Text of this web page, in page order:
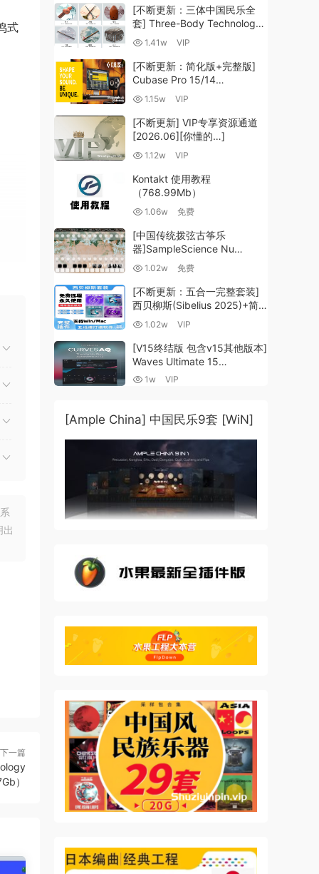
式
道
并
出
下一篇
）
[不断更新：三体中国民乐全
套] Three-Body Technology-
R2R [WiN, MacOSX]
1.41w VIP
[不断更新：简化版+完整版]
Cubase Pro 15/14
VR/R2R/U2B+原厂音源+插件
MacOSX]（704.0MB+）
1.15w VIP
[不断更新] VIP专享资源通道
[2026.06][你懂的…]
1.12w VIP
Kontakt 使用教程
（768.99Mb）
1.06w 免费
[中国传统拨弦古筝乐
器]SampleScience Nu
Guzheng v2.0 x64 VST
VST3 AU DECENT SAMPLER
[WiN, MacOSX]（158MB)
1.02w 免费
[不断更新：五合一完整套装]
西贝柳斯(Sibelius 2025)+简
谱插件V8+图片识别+音频识别
MacOSX]（80.48GB+）
1.02w VIP
[V15终结版 包含v15其他版本]
Waves Ultimate 15
v25.05.27+一键安装版+安装
（4.1GB+10.2GB+9.6GB）
1w VIP
[Ample China] 中国民乐9套 [WiN]